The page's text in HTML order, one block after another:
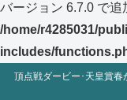
バージョン 6.7.0 で追
/home/r4285031/
includes/
頂点戦ダービー･天皇賞